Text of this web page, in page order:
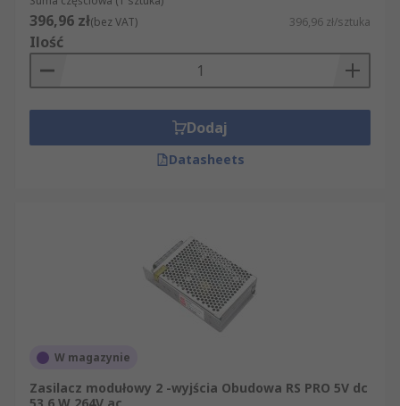
396,96 zł(bez VAT) 396,96 zł/sztuka
Ilość
Dodaj
Datasheets
W magazynie
Zasilacz modułowy 2 -wyjścia Obudowa RS PRO 5V dc